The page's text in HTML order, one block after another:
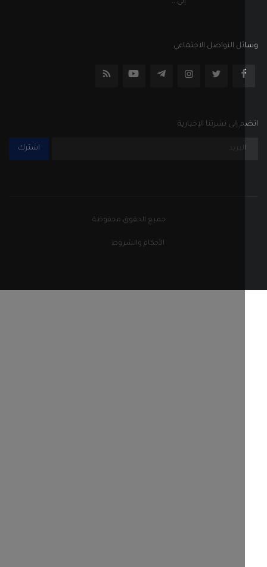
التواصل الاجتماعي
إلى نشرتنا الإخبارية
جميع الحقوق محفوظة
الأحكام والشروط